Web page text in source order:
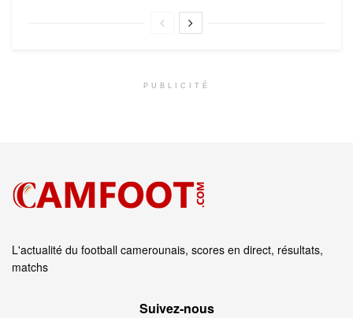
PUBLICITÉ
L'actualité du football camerounais, scores en direct, résultats,
matchs
Suivez‑nous